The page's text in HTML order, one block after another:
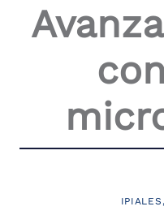
reader
IPIALES